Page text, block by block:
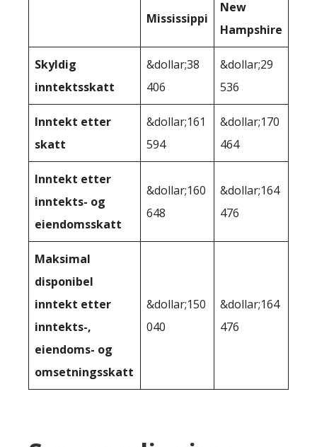
Mississippi
New
Hampshire
Skyldig
inntektsskatt
&dollar;38
406
&dollar;29
536
Inntekt etter
skatt
&dollar;161
594
&dollar;170
464
Inntekt etter
inntekts- og
eiendomsskatt
&dollar;160
648
&dollar;164
476
Maksimal
disponibel
inntekt etter
inntekts-,
eiendoms- og
omsetningsskatt
&dollar;150
040
&dollar;164
476